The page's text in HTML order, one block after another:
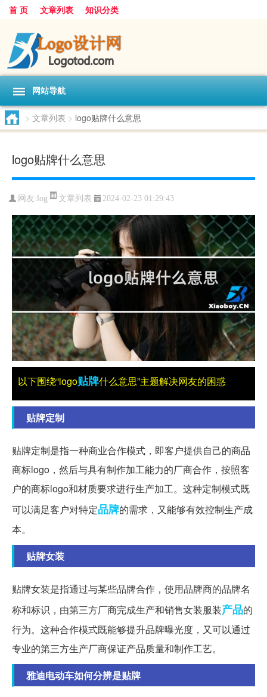
首 页 文章列表 知识分类
网站导航
> 文章列表 > logo贴牌什么意思
logo贴牌什么意思
网友: log 文章列表 2024-02-23 01:29:43
以下围绕“logo贴牌什么意思”主题解决网友的困惑
贴牌定制
贴牌定制是指一种商业合作模式，即客户提供自己的商品
商标logo，然后与具有制作加工能力的厂商合作，按照客
户的商标logo和材质要求进行生产加工。这种定制模式既
可以满足客户对特定品牌的需求，又能够有效控制生产成
本。
贴牌女装
贴牌女装是指通过与某些品牌合作，使用品牌商的品牌名
称和标识，由第三方厂商完成生产和销售女装服装产品的
行为。这种合作模式既能够提升品牌曝光度，又可以通过
专业的第三方生产厂商保证产品质量和制作工艺。
雅迪电动车如何分辨是贴牌